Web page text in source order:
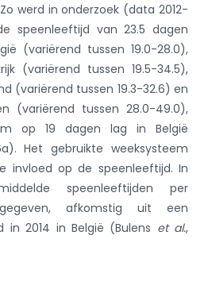
werd in onderzoek (data 2012-
speenleeftijd van 23.5 dagen
(variërend tussen 19.0-28.0),
(variërend tussen 19.5-34.5),
(variërend tussen 19.3-32.6) en
(variërend tussen 28.0-49.0),
op 19 dagen lag in België
. Het gebruikte weeksysteem
invloed op de speenleeftijd. In
speenleeftijden per
afkomstig uit een
in 2014 in België (Bulens et al.,